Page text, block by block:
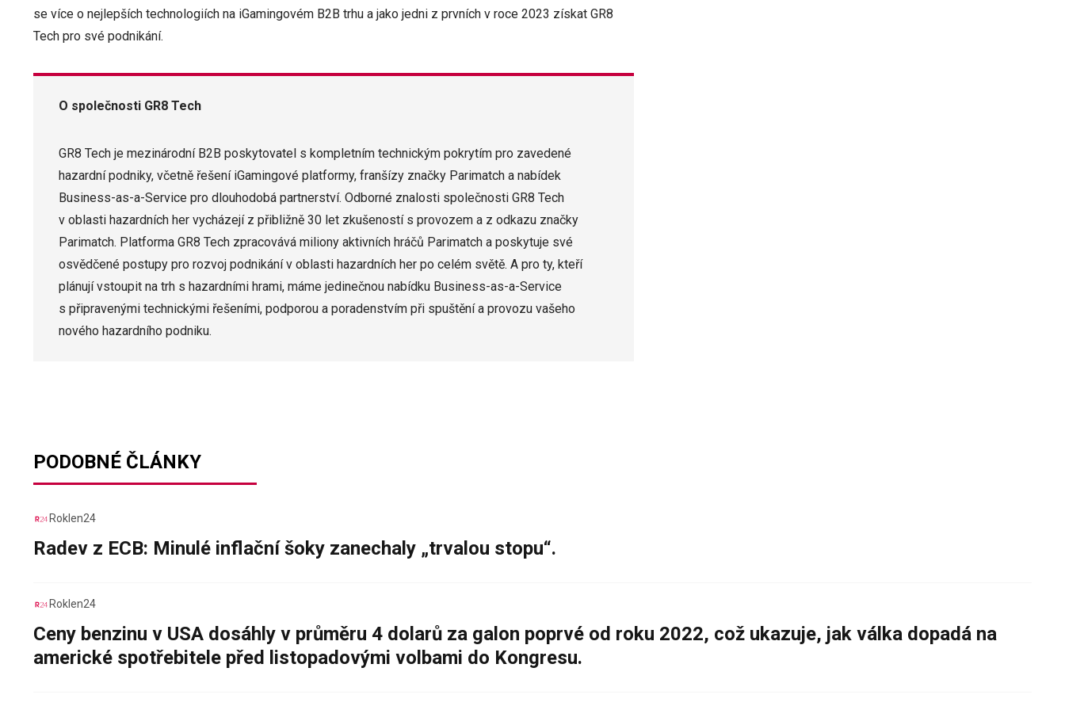
se více o nejlepších technologiích na iGamingovém B2B trhu a jako jedni z prvních v roce 2023 získat GR8
Tech pro své podnikání.
O společnosti GR8 Tech
GR8 Tech je mezinárodní B2B poskytovatel s kompletním technickým pokrytím pro zavedené
hazardní podniky, včetně řešení iGamingové platformy, franšízy značky Parimatch a nabídek
Business-as-a-Service pro dlouhodobá partnerství. Odborné znalosti společnosti GR8 Tech
v oblasti hazardních her vycházejí z přibližně 30 let zkušeností s provozem a z odkazu značky
Parimatch. Platforma GR8 Tech zpracovává miliony aktivních hráčů Parimatch a poskytuje své
osvědčené postupy pro rozvoj podnikání v oblasti hazardních her po celém světě. A pro ty, kteří
plánují vstoupit na trh s hazardními hrami, máme jedinečnou nabídku Business-as-a-Service
s připravenými technickými řešeními, podporou a poradenstvím při spuštění a provozu vašeho
nového hazardního podniku.
PODOBNÉ ČLÁNKY
Roklen24
Radev z ECB: Minulé inflační šoky zanechaly „trvalou stopu“.
Roklen24
Ceny benzinu v USA dosáhly v průměru 4 dolarů za galon poprvé od roku 2022, což ukazuje, jak válka dopadá na
americké spotřebitele před listopadovými volbami do Kongresu.